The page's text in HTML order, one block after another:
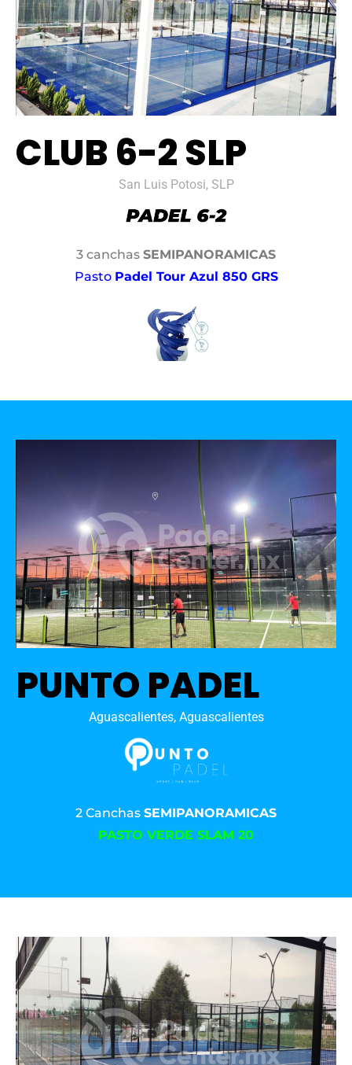
CLUB 6-2 SLP
San Luis Potosi, SLP
3 canchas SEMIPANORAMICAS
Pasto Padel Tour Azul 850 GRS
PUNTO PADEL
Aguascalientes, Aguascalientes
2 Canchas SEMIPANORAMICAS
PASTO VERDE SLAM 20